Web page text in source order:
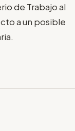
de Trabajo al
a un posible